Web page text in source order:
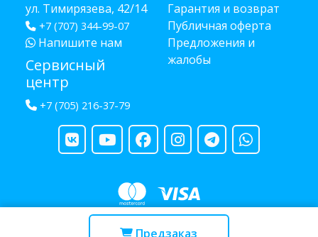
Предзаказ
ул. Тимирязева, 42/14
+7 (707) 344-99-07
Напишите нам
Сервисный
центр
+7 (705) 216-37-79
Гарантия и возврат
Публичная оферта
Предложения и
жалобы
Copyright © 2013 - 2026 RUBA - разработано